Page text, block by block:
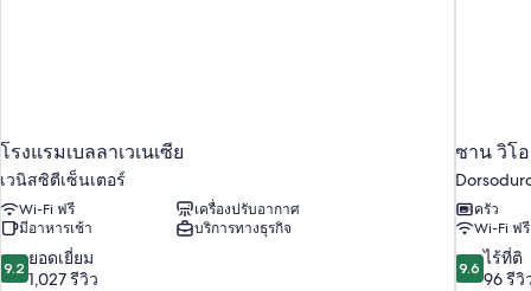
โรงแรมเบลลาเวเนเซีย
เวนิสซิตีเซ็นเตอร์
Wi-Fi ฟรี
เครื่องปรับอากาศ
มีอาหารเช้า
บริการทางธุรกิจ
9.2
จาก
9.2 ยอดเยี่ยม
1,027 รีวิว
ซาน วิโ
ครัว
Wi-Fi ฟรี
9.6
จาก
9.6 ไร้ที่ติ
96 รีวิ